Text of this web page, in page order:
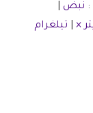
نبض
× تيلغرام